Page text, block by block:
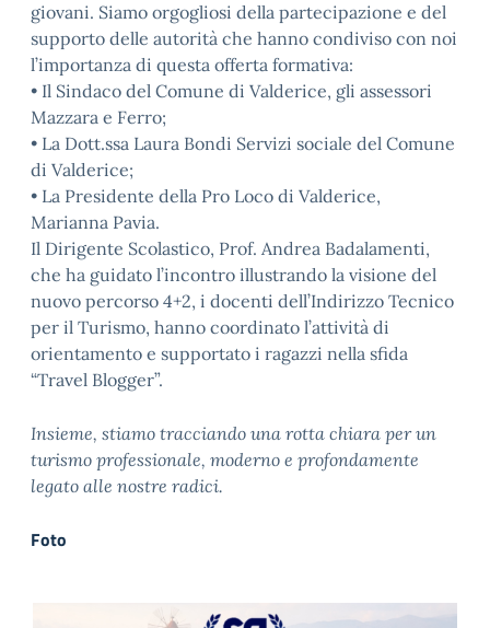
giovani. Siamo orgogliosi della partecipazione e del
supporto delle autorità che hanno condiviso con noi
l’importanza di questa offerta formativa:
• Il Sindaco del Comune di Valderice, gli assessori
Mazzara e Ferro;
• La Dott.ssa Laura Bondi Servizi sociale del Comune
di Valderice;
• La Presidente della Pro Loco di Valderice,
Marianna Pavia.
Il Dirigente Scolastico, Prof. Andrea Badalamenti,
che ha guidato l’incontro illustrando la visione del
nuovo percorso 4+2, i docenti dell’Indirizzo Tecnico
per il Turismo, hanno coordinato l’attività di
orientamento e supportato i ragazzi nella sfida
“Travel Blogger”.
Insieme, stiamo tracciando una rotta chiara per un
turismo professionale, moderno e profondamente
legato alle nostre radici.
Foto